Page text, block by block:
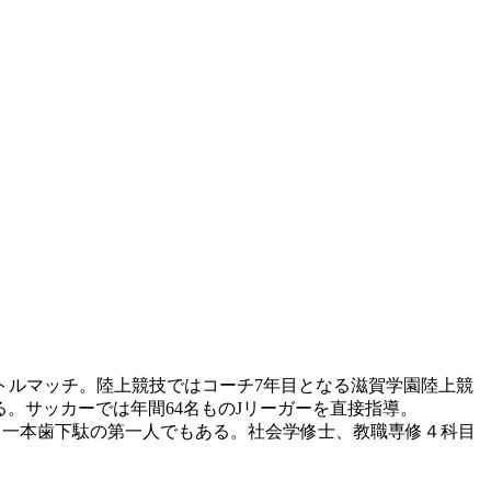
マッチ。陸上競技ではコーチ7年目となる滋賀学園陸上競
サッカーでは年間64名ものJリーガーを直接指導。
歯下駄の第一人でもある。社会学修士、教職専修４科目